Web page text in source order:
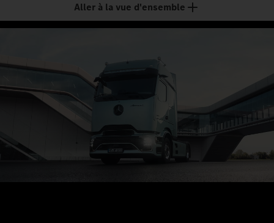
Aller à la vue d'ensemble